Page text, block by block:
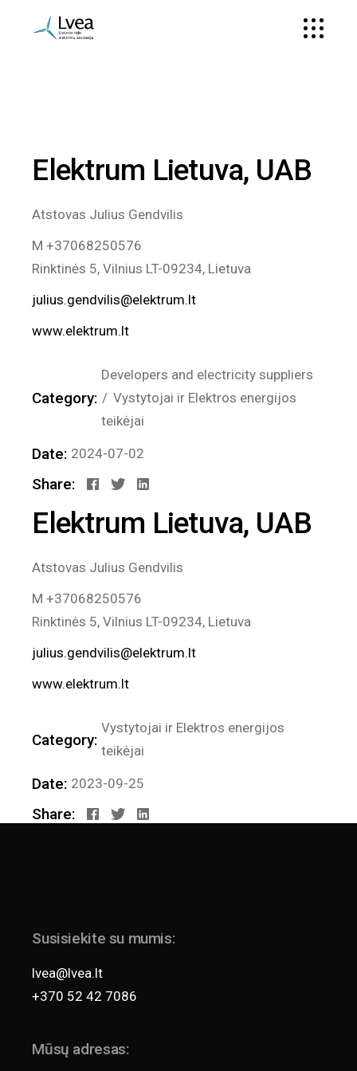
Elektrum Lietuva, UAB
Atstovas Julius Gendvilis
M +37068250576
Rinktinės 5, Vilnius LT-09234, Lietuva
julius.gendvilis@elektrum.lt
www.elektrum.lt
Category:
Developers and electricity suppliers
Vystytojai ir Elektros energijos
teikėjai
Date: 2024-07-02
Share:
Elektrum Lietuva, UAB
Atstovas Julius Gendvilis
M +37068250576
Rinktinės 5, Vilnius LT-09234, Lietuva
julius.gendvilis@elektrum.lt
www.elektrum.lt
Category:
Vystytojai ir Elektros energijos
teikėjai
Date: 2023-09-25
Share:
Susisiekite su mumis:
lvea@lvea.lt
+370 52 42 7086
Mūsų adresas: